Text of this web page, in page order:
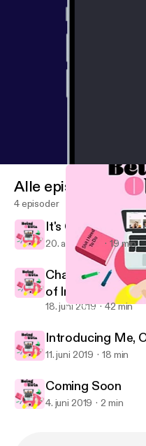
It's Okay To Be
Alle episoder
4 episoder
It's Okay To Be
20. aug. 2019 19 min
Chats With Kelly
of Instagram and
18. juni 2019 42 min
Introducing Me,
11. juni 2019 18 min
Coming Soon
4. juni 2019 2 min